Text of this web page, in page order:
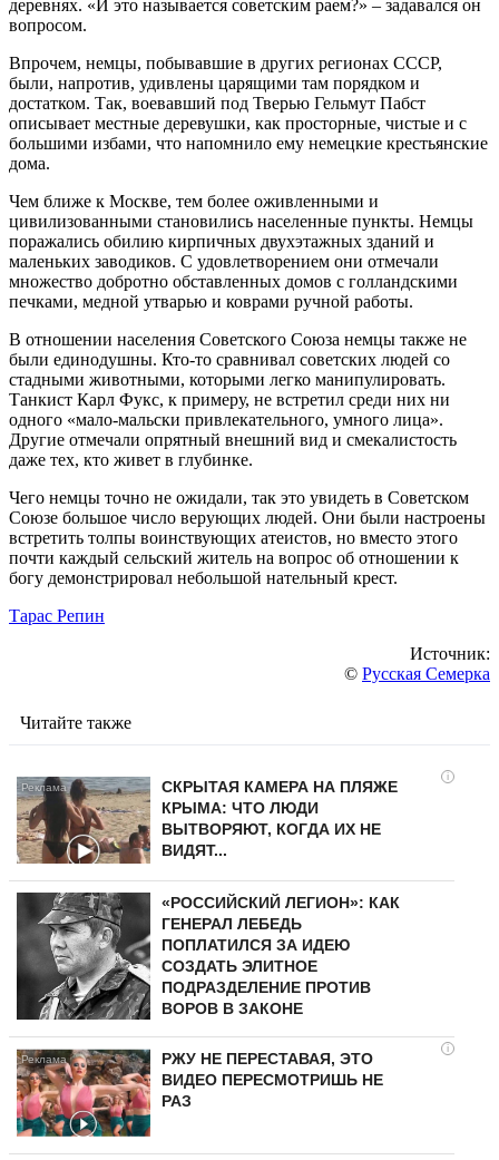
деревнях. «И это называется советским раем?» – задавался он
вопросом.
Впрочем, немцы, побывавшие в других регионах СССР,
были, напротив, удивлены царящими там порядком и
достатком. Так, воевавший под Тверью Гельмут Пабст
описывает местные деревушки, как просторные, чистые и с
большими избами, что напомнило ему немецкие крестьянские
дома.
Чем ближе к Москве, тем более оживленными и
цивилизованными становились населенные пункты. Немцы
поражались обилию кирпичных двухэтажных зданий и
маленьких заводиков. С удовлетворением они отмечали
множество добротно обставленных домов с голландскими
печками, медной утварью и коврами ручной работы.
В отношении населения Советского Союза немцы также не
были единодушны. Кто-то сравнивал советских людей со
стадными животными, которыми легко манипулировать.
Танкист Карл Фукс, к примеру, не встретил среди них ни
одного «мало-мальски привлекательного, умного лица».
Другие отмечали опрятный внешний вид и смекалистость
даже тех, кто живет в глубинке.
Чего немцы точно не ожидали, так это увидеть в Советском
Союзе большое число верующих людей. Они были настроены
встретить толпы воинствующих атеистов, но вместо этого
почти каждый сельский житель на вопрос об отношении к
богу демонстрировал небольшой нательный крест.
Тарас Репин
Источник:
© Русская Семерка
Читайте также
i
СКРЫТАЯ КАМЕРА НА ПЛЯЖЕ
КРЫМА: ЧТО ЛЮДИ
ВЫТВОРЯЮТ, КОГДА ИХ НЕ
ВИДЯТ...
«РОССИЙСКИЙ ЛЕГИОН»: КАК
ГЕНЕРАЛ ЛЕБЕДЬ
ПОПЛАТИЛСЯ ЗА ИДЕЮ
СОЗДАТЬ ЭЛИТНОЕ
ПОДРАЗДЕЛЕНИЕ ПРОТИВ
ВОРОВ В ЗАКОНЕ
i
РЖУ НЕ ПЕРЕСТАВАЯ, ЭТО
ВИДЕО ПЕРЕСМОТРИШЬ НЕ
РАЗ